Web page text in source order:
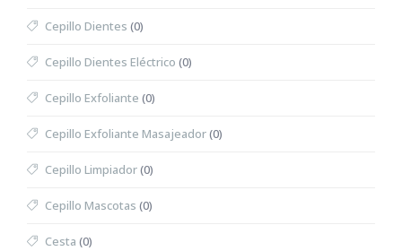
Cepillo Dientes (0)
Cepillo Dientes Eléctrico (0)
Cepillo Exfoliante (0)
Cepillo Exfoliante Masajeador(0)
Cepillo Limpiador(0)
Cepillo Mascotas (0)
Cesta (0)